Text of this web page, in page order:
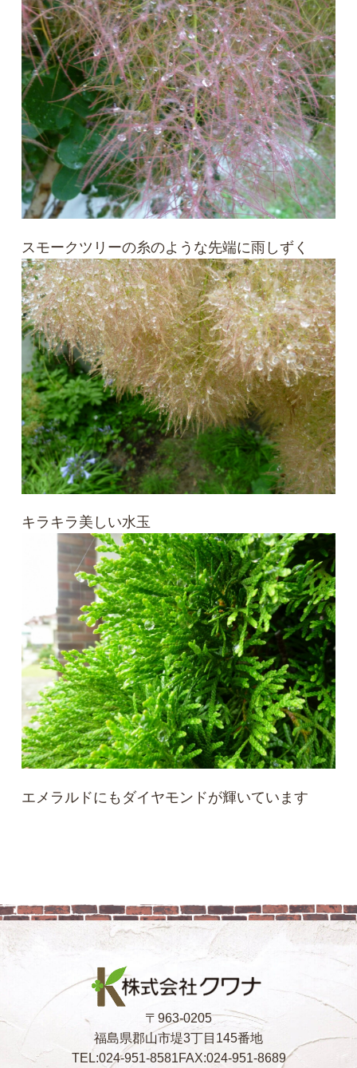
スモークツリーの糸のような先端に雨しずく
キラキラ美しい水玉
エメラルドにもダイヤモンドが輝いています
〒963-0205
福島県郡山市堤3丁目145番地
TEL:024-951-8581FAX:024-951-8689